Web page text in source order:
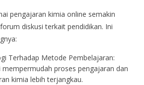
pengajaran kimia online semakin
diskusi terkait pendidikan. Ini
Terhadap Metode Pembelajaran:
proses pengajaran dan
kimia lebih terjangkau.